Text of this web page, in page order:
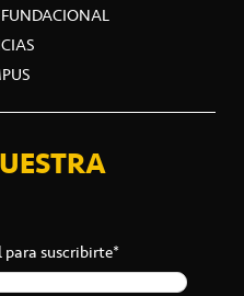
suscribirte*